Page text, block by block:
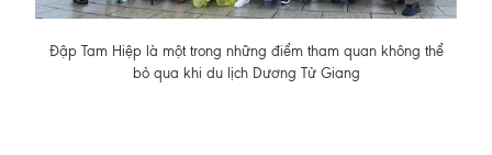
Đập Tam Hiệp là một trong những điểm tham quan không thể
bỏ qua khi du lịch Dương Tử Giang